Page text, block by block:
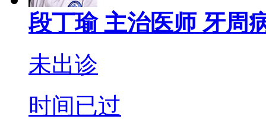
段丁瑜 主治医师 牙周
未出诊
时间已过